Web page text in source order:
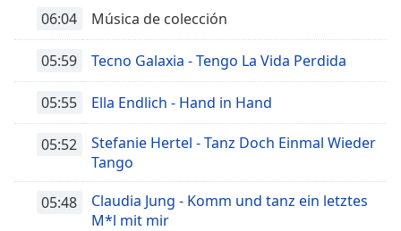
06:04 Música de colección
05:59 Tecno Galaxia - Tengo La Vida Perdida
05:55 Ella Endlich - Hand in Hand
05:52
Stefanie Hertel - Tanz Doch Einmal Wieder
Tango
05:48
Claudia Jung - Komm und tanz ein letztes
M*l mit mir